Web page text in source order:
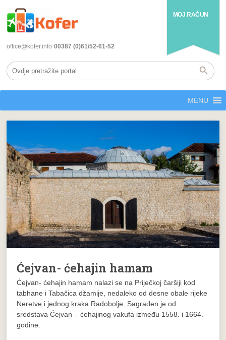
MOJ RAČUN
office@kofer.info 00387 (0)61/52-61-52
MENU
Ćejvan- ćehajin hamam
Ćejvan- ćehajin hamam nalazi se na Priječkoj čaršiji kod
tabhane i Tabačica džamije, nedaleko od desne obale rijeke
Neretve i jednog kraka Radobolje. Sagrađen je od
sredstava Ćejvan – ćehajinog vakufa između 1558. i 1664.
godine.